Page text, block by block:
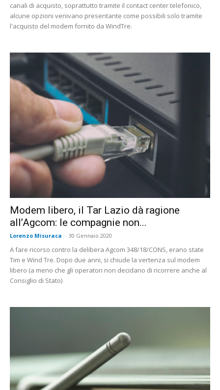
canali di acquisto, soprattutto tramite il contact center telefonico,
alcune opzioni venivano presentante come possibili solo tramite
l'acquisto del modem fornito da WindTre.
Modem libero, il Tar Lazio dà ragione
all’Agcom: le compagnie non...
Lorenzo Misuraca - 30 Gennaio 2020
A fare ricorso contro la delibera Agcom 348/18/CONS, erano state
Tim e Wind Tre. Dopo due anni, si chiude la vertenza sul modem
libero (a meno che gli operatori non decidano di ricorrere anche al
Consiglio di Stato)